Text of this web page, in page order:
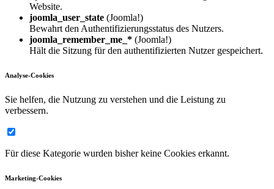
Website.
joomla_user_state (Joomla!)
Bewahrt den Authentifizierungsstatus des Nutzers.
joomla_remember_me_* (Joomla!)
Hält die Sitzung für den authentifizierten Nutzer gespeichert.
Analyse-Cookies
Sie helfen, die Nutzung zu verstehen und die Leistung zu
verbessern.
Für diese Kategorie wurden bisher keine Cookies erkannt.
Marketing-Cookies